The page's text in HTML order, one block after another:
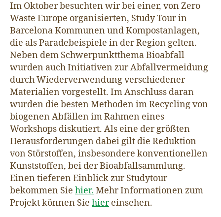
Im Oktober besuchten wir bei einer, von Zero
Waste Europe organisierten, Study Tour in
Barcelona Kommunen und Kompostanlagen,
die als Paradebeispiele in der Region gelten.
Neben dem Schwerpunktthema Bioabfall
wurden auch Initiativen zur Abfallvermeidung
durch Wiederverwendung verschiedener
Materialien vorgestellt. Im Anschluss daran
wurden die besten Methoden im Recycling von
biogenen Abfällen im Rahmen eines
Workshops diskutiert. Als eine der größten
Herausforderungen dabei gilt die Reduktion
von Störstoffen, insbesondere konventionellen
Kunststoffen, bei der Bioabfallsammlung.
Einen tieferen Einblick zur Studytour
bekommen Sie hier. Mehr Informationen zum
Projekt können Sie hiereinsehen.